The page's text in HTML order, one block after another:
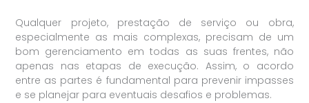
Qualquer projeto, prestação de serviço ou obra,
especialmente as mais complexas, precisam de um
bom gerenciamento em todas as suas frentes, não
apenas nas etapas de execução. Assim, o acordo
entre as partes é fundamental para prevenir impasses
e se planejar para eventuais desafios e problemas.